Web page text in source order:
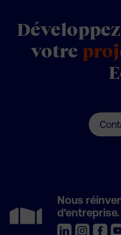
votre
Nous
d’entreprise.